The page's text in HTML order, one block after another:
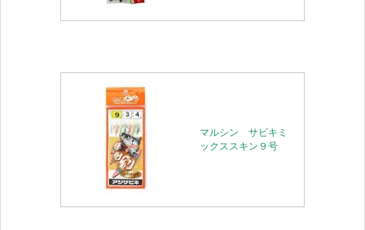
マルシン サビキミ
ックススキン９号